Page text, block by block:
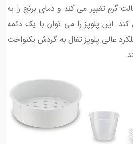
گرم تغییر می کند و دمای برنج را به
کند. این پلوپز را می توان با یک دکمه
عالی پلوپز تفال به گردش یکنواخت